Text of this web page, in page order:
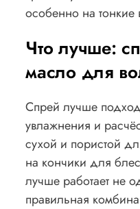
особенно на тонкие
Что лучше:
масло для
Спрей лучше
увлажнения и
сухой и пористой
на кончики для
лучше работает не
правильная